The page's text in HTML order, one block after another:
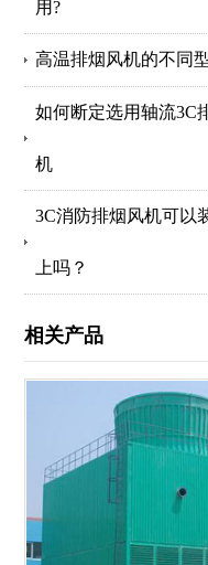
用?
高温排烟风机的不同
如何断定选用轴流3C
机
3C消防排烟风机可以
上吗？
相关产品